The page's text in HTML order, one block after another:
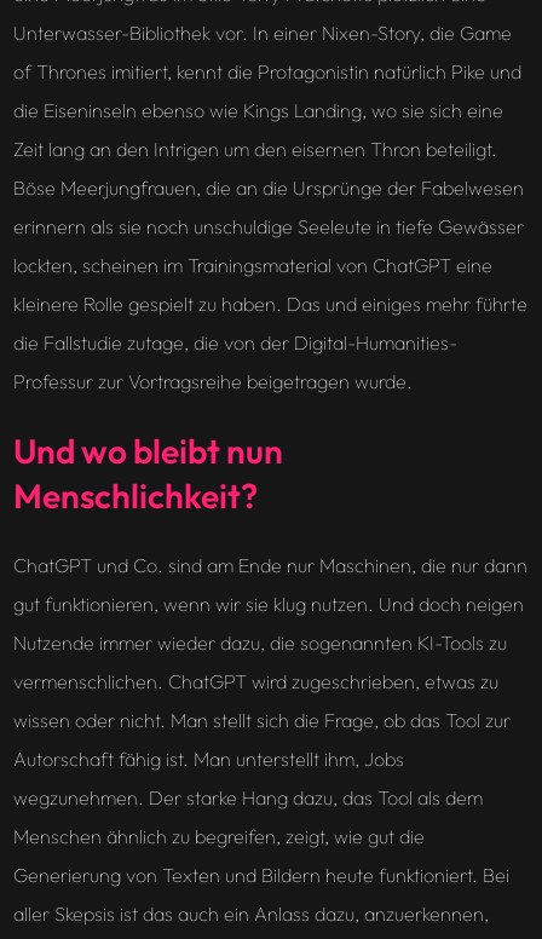
Unterwasser-Bibliothek vor. In einer Nixen-Story, die Game
of Thrones imitiert, kennt die Protagonistin natürlich Pike und
die Eiseninseln ebenso wie Kings Landing, wo sie sich eine
Zeit lang an den Intrigen um den eisernen Thron beteiligt.
Böse Meerjungfrauen, die an die Ursprünge der Fabelwesen
erinnern als sie noch unschuldige Seeleute in tiefe Gewässer
lockten, scheinen im Trainingsmaterial von ChatGPT eine
kleinere Rolle gespielt zu haben. Das und einiges mehr führte
die Fallstudie zutage, die von der Digital-Humanities-
Professur zur Vortragsreihe beigetragen wurde.
Und wo bleibt nun
Menschlichkeit?
ChatGPT und Co. sind am Ende nur Maschinen, die nur dann
gut funktionieren, wenn wir sie klug nutzen. Und doch neigen
Nutzende immer wieder dazu, die sogenannten KI-Tools zu
vermenschlichen. ChatGPT wird zugeschrieben, etwas zu
wissen oder nicht. Man stellt sich die Frage, ob das Tool zur
Autorschaft fähig ist. Man unterstellt ihm, Jobs
wegzunehmen. Der starke Hang dazu, das Tool als dem
Menschen ähnlich zu begreifen, zeigt, wie gut die
Generierung von Texten und Bildern heute funktioniert. Bei
aller Skepsis ist das auch ein Anlass dazu, anzuerkennen,